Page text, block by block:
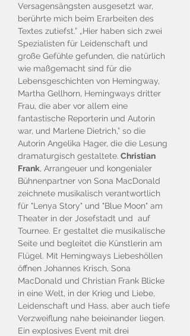
Versagensängsten ausgesetzt war,
berührte mich beim Erarbeiten des
Textes zutiefst.” „Hier haben sich zwei
Spezialisten für Leidenschaft und
große Gefühle gefunden, die natürlich
wie maßgemacht sind für die
Lebensgeschichten von Hemingway,
Martha Gellhorn, Hemingways dritter
Frau, die aber vor allem eine
fantastische Reporterin und Autorin
war, und Marlene Dietrich,” so die
Autorin Angelika Hager, die die Lesung
dramaturgisch gestaltete. Christian
Frank, Arrangeuer und kongenialer
Bühnenpartner von Sona MacDonald
zeichnete musikalisch verantwortlich
für "Lenya Story" und "Blue Moon" am
Theater in der Josefstadt und auf
Tournee. Er gestaltet die musikalische
Seite und begleitet die Künstlerin am
Flügel. Mit Hemingways Liebeshöllen
öffnen Johannes Krisch, Sona
MacDonald und Christian Frank Blicke
in eine Welt, in der Krieg und Liebe,
Leidenschaft und Hass, aber auch tiefe
Verzweiflung nahe beieinander liegen.
Ein explosives Event mit drei